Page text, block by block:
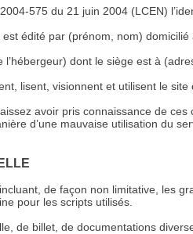
575 du 21 juin 2004 (LCEN)
édité par (prénom, nom)
dont le siège est à
lisent, visionnent et utilisent le
avoir pris connaissance de
d’une mauvaise utilisation du
de façon non limitative, les
pour les scripts utilisés.
de billet, de documentations